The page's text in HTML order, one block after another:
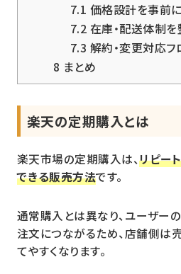
7.1 価格設計を事前
7.2 在庫・配送体制を
7.3 解約・変更対応
8 まとめ
楽天の定期購入とは
楽天市場の定期購入は、リピー
できる販売方法です。
通常購入とは異なり、ユーザー
注文につながるため、店舗側は
てやすくなります。